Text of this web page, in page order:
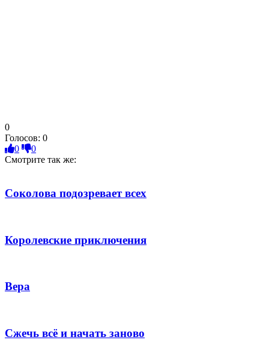
0
Голосов: 0
0
0
Смотрите так же:
Соколова подозревает всех
Королевские приключения
Вера
Сжечь всё и начать заново